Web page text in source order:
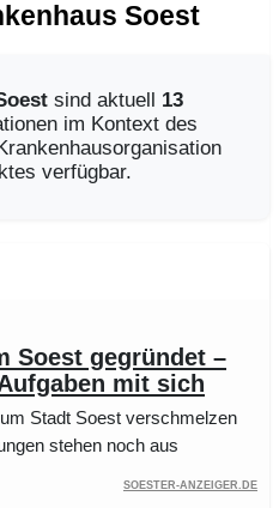
Soest
sind aktuell 13
im Kontext des
verfügbar.
Soest gegründet –
mit sich
Stadt Soest verschmelzen
stehen noch aus
soester-anzeiger.de